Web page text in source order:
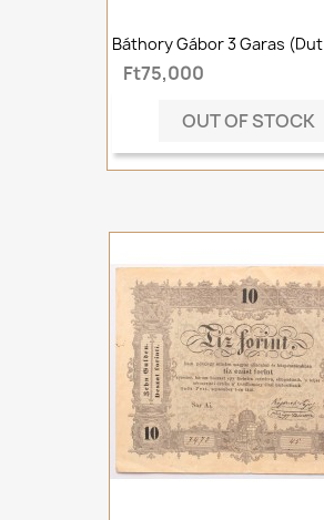
Báthory Gábor 3 Garas
Ft75,000
OUT OF STOCK